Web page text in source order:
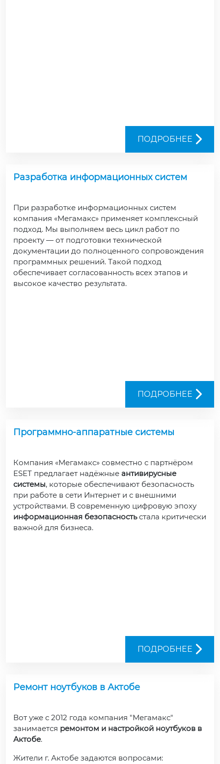
ПОДРОБНЕЕ
Разработка информационных систем
При разработке информационных систем
компания «Мегамакс» применяет комплексный
подход. Мы выполняем весь цикл работ по
проекту — от подготовки технической
документации до полноценного сопровождения
программных решений. Такой подход
обеспечивает согласованность всех этапов и
высокое качество результата.
ПОДРОБНЕЕ
Программно-аппаратные системы
Компания «Мегамакс» совместно с партнёром
ESET предлагает надёжные антивирусные
системы, которые обеспечивают безопасность
при работе в сети Интернет и с внешними
устройствами. В современную цифровую эпоху
информационная безопасностьстала критически
важной для бизнеса.
ПОДРОБНЕЕ
Ремонт ноутбуков в Актобе
Вот уже с 2012 года компания "Мегамакс"
занимается ремонтом и настройкой ноутбуков в
Актобе.
Жители г. Актобе задаются вопросами: